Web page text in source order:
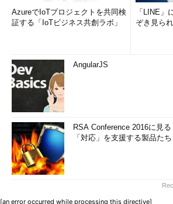
AzureでIoTプロジェクトを共同検
証する「IoTビジネス共創ラボ」
「LINE」
ぞき見ら
AngularJS
RSA Conference 2016に見る
「対応」を支援する製品た
[an error occurred while processing this directive]